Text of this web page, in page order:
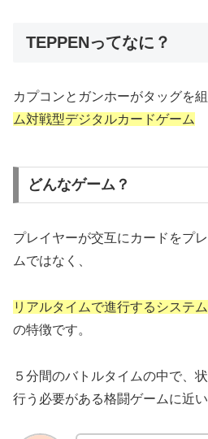
TEPPENってなに？
カプコンとガンホーがタッグを
ム対戦型デジタルカードゲーム
どんなゲーム？
プレイヤーが交互にカードをプ
ムではなく、
リアルタイムで進行するシステ
の特徴です。
５分間のバトルタイムの中で、
行う必要がある格闘ゲームに近い